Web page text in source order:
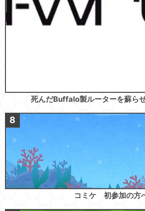
死んだBuffalo製ルーターを蘇ら
コミケ 初参加の方